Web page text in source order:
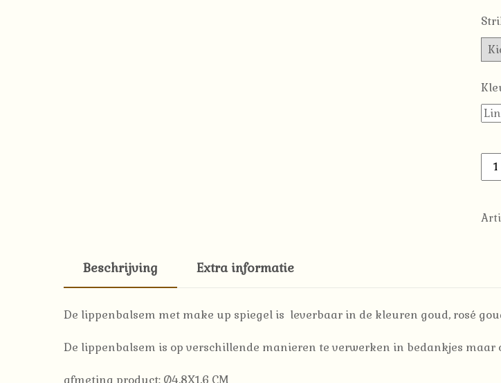
up
Beschrijving Extra informatie
De lippenbalsem met make up spiegel is leverbaar in de kleuren goud, rosé
De lippenbalsem is op verschillende manieren te verwerken in bedankjes
afmeting product: Ø4,8X1,6 CM